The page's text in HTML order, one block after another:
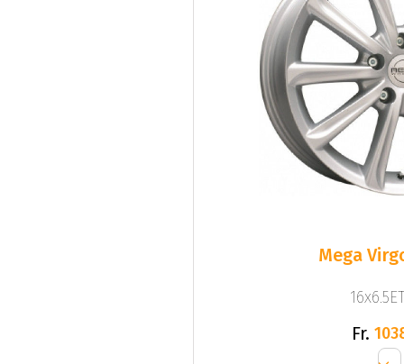
Mega
Fr.